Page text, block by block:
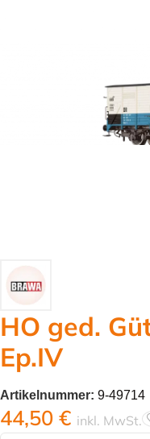
HO ged.
Ep.IV
Artikelnummer: 9-49714
44,50 € inkl. MwSt.